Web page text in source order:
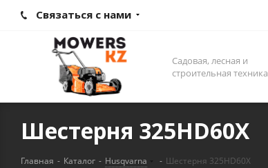
Связаться с нами
Садовая, лесная и
строительная техника
Шестерня 325HD60X
Главная - Каталог - Husqvarna - Шестерня 325HD60X